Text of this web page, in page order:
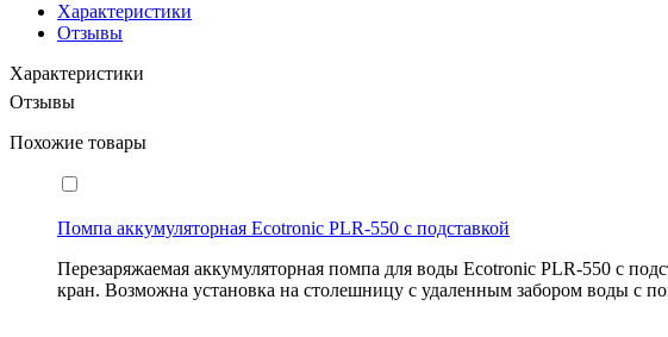
Характеристики
Отзывы
Характеристики
Отзывы
Похожие товары
Помпа аккумуляторная Ecotronic PLR-550 с подставкой
Перезаряжаемая аккумуляторная помпа для воды Ecotronic PLR-550 с
кран. Возможна установка на столешницу с удаленным забором воды с